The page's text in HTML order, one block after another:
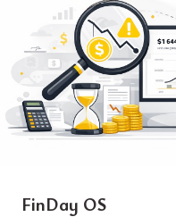
FinDay OS